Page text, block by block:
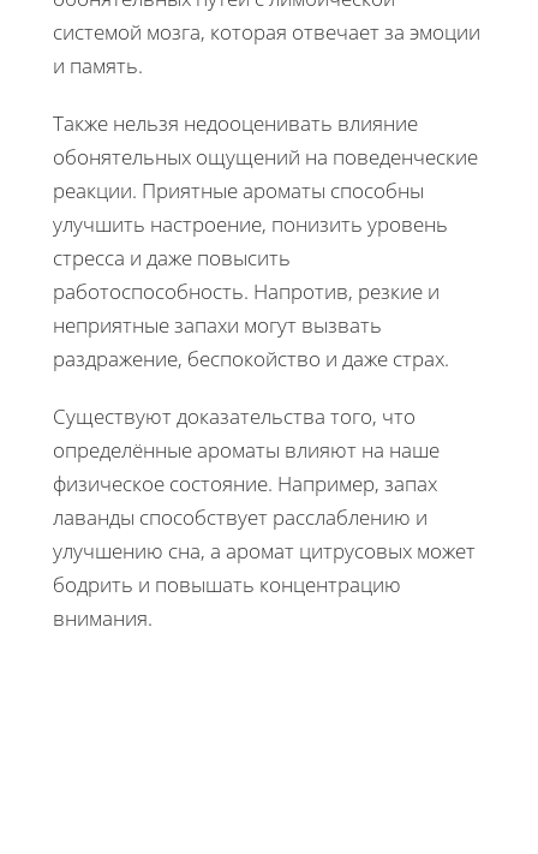
системой мозга, которая отвечает за эмоции
и память.
Также нельзя недооценивать влияние
обонятельных ощущений на поведенческие
реакции. Приятные ароматы способны
улучшить настроение, понизить уровень
стресса и даже повысить
работоспособность. Напротив, резкие и
неприятные запахи могут вызвать
раздражение, беспокойство и даже страх.
Существуют доказательства того, что
определённые ароматы влияют на наше
физическое состояние. Например, запах
лаванды способствует расслаблению и
улучшению сна, а аромат цитрусовых может
бодрить и повышать концентрацию
внимания.